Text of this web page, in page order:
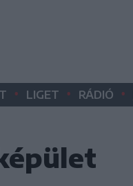
• LIGET • RÁDIÓ •